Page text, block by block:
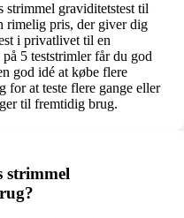
strimmel graviditetstest til
rimelig pris, der giver dig
i privatlivet til en
5 teststrimler får du god
god idé at købe flere
for at teste flere gange eller
til fremtidig brug.
strimmel